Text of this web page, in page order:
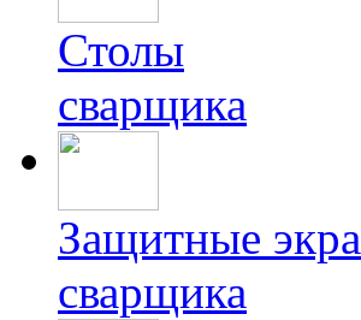
Столы
сварщика
Защитные
сварщика